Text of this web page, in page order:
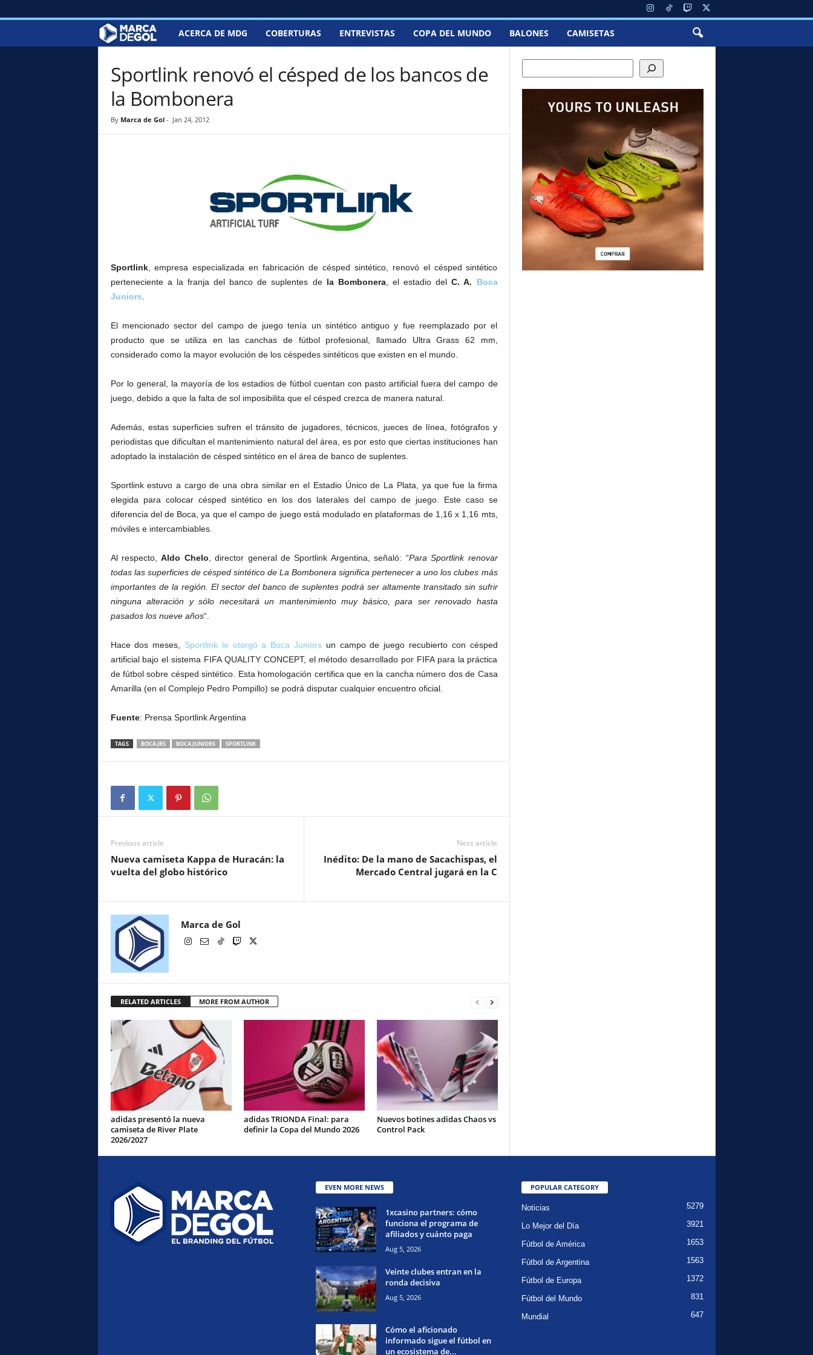
l
ACERCA DE MDG COBERTURAS ENTREVISTAS COPA DEL MUNDO BALONES CAMISETAS
Sportlink renovó el césped de los bancos de
la Bombonera
By Marca de Gol- Jan 24, 2012
Sportlink, empresa especializada en fabricación de césped sintético, renovó el césped sintético
perteneciente a la franja del banco de suplentes de la Bombonera, el estadio delC. A. Boca
Juniors
El mencionado sector del campo de juego tenía un sintético antiguo y fue reemplazado por el
producto que se utiliza en las canchas de fútbol profesional, llamado Ultra Grass 62 mm,
considerado como la mayor evolución de los céspedes sintéticos que existen en el mundo.
Por lo general, la mayoría de los estadios de fútbol cuentan con pasto artificial fuera del campo de
juego, debido a que la falta de sol imposibilita que el césped crezca de manera natural.
Además, estas superficies sufren el tránsito de jugadores, técnicos, jueces de línea, fotógrafos y
periodistas que dificultan el mantenimiento natural del área, es por esto que ciertas instituciones han
adoptado la instalación de césped sintético en el área de banco de suplentes.
Sportlink estuvo a cargo de una obra similar en el Estadio Único de La Plata, ya que fue la firma
elegida para colocar césped sintético en los dos laterales del campo de juego. Este caso se
diferencia del de Boca, ya que el campo de juego está modulado en plataformas de 1,16 x 1,16 mts,
móviles e intercambiables.
Al respecto,Aldo Chelo , director general de Sportlink Argentina, señaló: “Para Sportlink renovar
todas las superficies de césped sintético de La Bombonera significa pertenecer a uno los clubes más
importantes de la región. El sector del banco de suplentes podrá ser altamente transitado sin sufrir
ninguna alteración y sólo necesitará un mantenimiento muy básico, para ser renovado hasta
pasados los nueve años“.
Hace dos meses, Sportlink le otorgó a Boca Juniorsun campo de juego recubierto con césped
artificial bajo el sistema FIFA QUALITY CONCEPT, el método desarrollado por FIFA para la práctica
de fútbol sobre césped sintético. Esta homologación certifica que en la cancha número dos de Casa
Amarilla (en el Complejo Pedro Pompillo) se podrá disputar cualquier encuentro oficial.
Fuente: Prensa Sportlink Argentina
TAGS BOCA JRS BOCA JUNIORS SPORTLINK
Previous article
Nueva camiseta Kappa de Huracán: la
vuelta del globo histórico
Next article
Inédito: De la mano de Sacachispas, el
Mercado Central jugará en la C
Marca de Gol
RELATED ARTICLES MORE FROM AUTHOR
adidas presentó la nueva
camiseta de River Plate
2026/2027
adidas TRIONDA Final: para
definir la Copa del Mundo 2026
Nuevos botines adidas Chaos vs
Control Pack
EVEN MORE NEWS
1xcasino partners: cómo
funciona el programa de
afiliados y cuánto paga
Aug 5, 2026
Veinte clubes entran en la
ronda decisiva
Aug 5, 2026
Cómo el aficionado
informado sigue el fútbol en
un ecosistema de...
POPULAR CATEGORY
Noticias 5279
Lo Mejor del Día 3921
Fútbol de América 1653
Fútbol de Argentina 1563
Fútbol de Europa 1372
Fútbol del Mundo 831
Mundial 647